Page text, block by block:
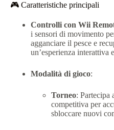
🎮 Caratteristiche principali
Controlli con Wii
i sensori di movimento
agganciare il pesce e
un’esperienza interattiva
Modalità di gioco:
Torneo: Partecipa
competitiva per
sbloccare nuovi